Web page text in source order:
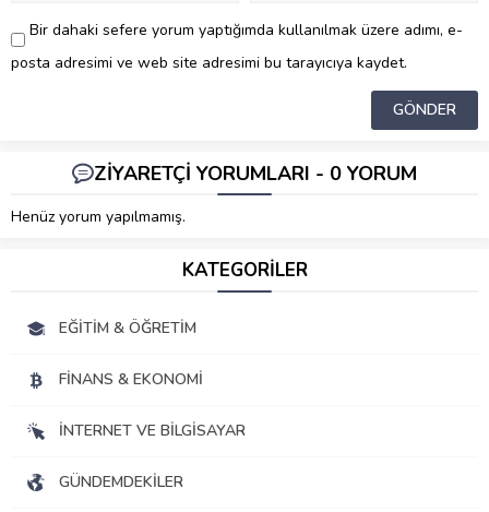
Bir dahaki sefere yorum yaptığımda kullanılmak üzere adımı, e-
posta adresimi ve web site adresimi bu tarayıcıya kaydet.
ZİYARETÇİ YORUMLARI - 0 YORUM
Henüz yorum yapılmamış.
KATEGORİLER
EĞITIM & ÖĞRETIM
FINANS & EKONOMI
İNTERNET VE BILGISAYAR
GÜNDEMDEKILER